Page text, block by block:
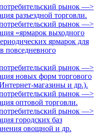
рынок —>
разъездной торговли.
рынок —>
«ярмарок выходного
ярмарок для
повседневного
рынок —>
новых форм торгового
магазины и др.).
рынок —>
оптовой торговли.
рынок —>
городских баз
овощной и др.